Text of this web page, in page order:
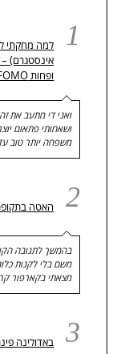
1
למה מחקתי
אינסטגרם) –
ופחות FOMO
ואני די מתעב את
ושאחותי פתאום
משפחה יותר טוב
2 האטה
בהמשך לתגובה
משם בלי לקנות
מצאתי בקארפור
3 באדולינה